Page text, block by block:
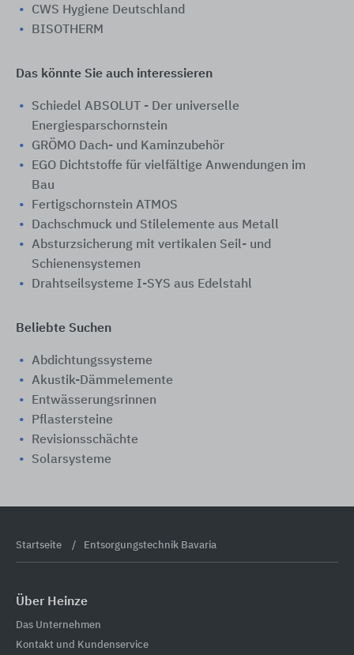
CWS Hygiene Deutschland
BISOTHERM
Das könnte Sie auch interessieren
Schiedel ABSOLUT - Der universelle
Energiesparschornstein
GRÖMO Dach- und Kaminzubehör
EGO Dichtstoffe für vielfältige Anwendungen im
Bau
Fertigschornstein ATMOS
Dachschmuck und Stilelemente aus Metall
Absturzsicherung mit vertikalen Seil- und
Schienensystemen
Drahtseilsysteme I-SYS aus Edelstahl
Beliebte Suchen
Abdichtungssysteme
Akustik-Dämmelemente
Entwässerungsrinnen
Pflastersteine
Revisionsschächte
Solarsysteme
Startseite Entsorgungstechnik Bavaria
Über Heinze
Das Unternehmen
Kontakt und Kundenservice